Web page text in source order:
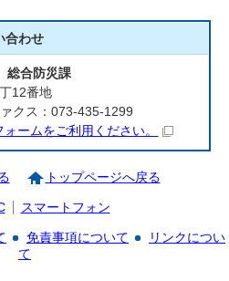
合わせ
合防災課
12番地
クス：073-435-1299
ームをご利用ください。
トップページへ戻る
スマートフォン
免責事項について
リンクについ
て